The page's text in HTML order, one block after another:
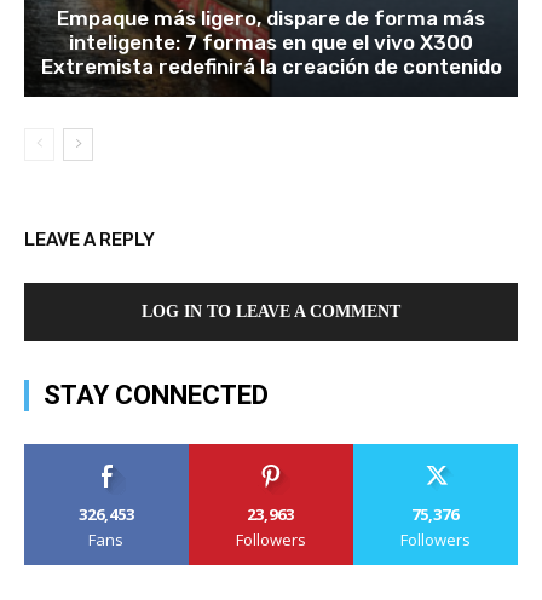
Empaque más ligero, dispare de forma más
inteligente: 7 formas en que el vivo X300
Extremista redefinirá la creación de contenido
LEAVE A REPLY
LOG IN TO LEAVE A COMMENT
STAY CONNECTED
326,453
Fans
23,963
Followers
75,376
Followers